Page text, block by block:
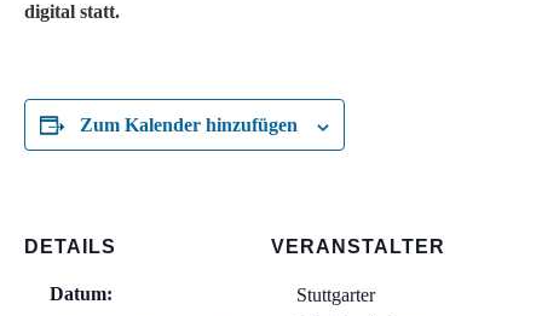
digital statt.
Zum Kalender hinzufügen
DETAILS
Datum:
VERANSTALTER
Stuttgarter